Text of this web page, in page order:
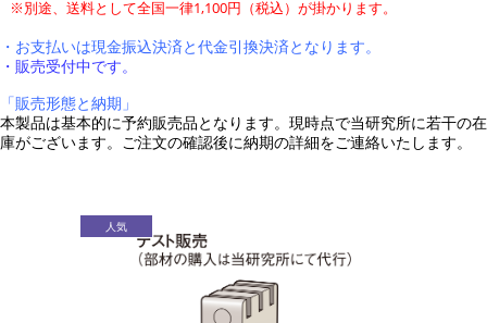
※別途、送料として全国一律1,100円（税込）が掛かります。
・お支払いは現金振込決済と代金引換決済となります。
・販売受付中です。
「販売形態と納期」
本製品は基本的に予約販売品となります。現時点で当研究所に若干の在
庫がございます。ご注文の確認後に納期の詳細をご連絡いたします。